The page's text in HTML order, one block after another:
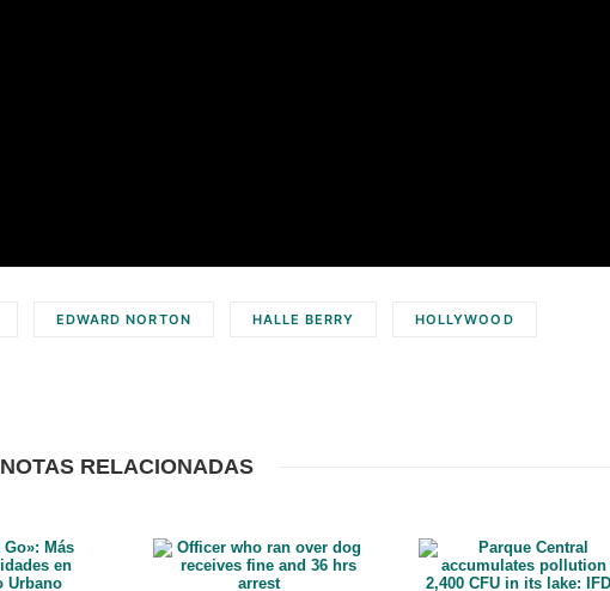
EDWARD NORTON HALLE BERRY HOLLYWOOD
NOTAS RELACIONADAS